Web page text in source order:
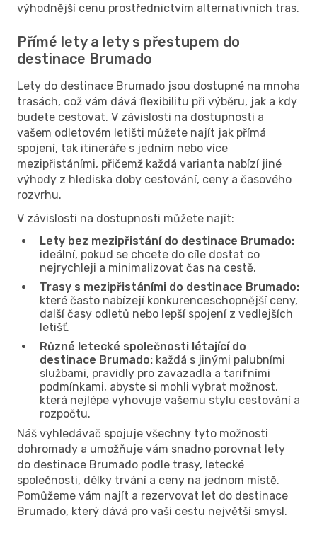
výhodnější cenu prostřednictvím alternativních tras.
Přímé lety a lety s přestupem do
destinace Brumado
Lety do destinace Brumado jsou dostupné na mnoha
trasách, což vám dává flexibilitu při výběru, jak a kdy
budete cestovat. V závislosti na dostupnosti a
vašem odletovém letišti můžete najít jak přímá
spojení, tak itineráře s jedním nebo více
mezipřistáními, přičemž každá varianta nabízí jiné
výhody z hlediska doby cestování, ceny a časového
rozvrhu.
V závislosti na dostupnosti můžete najít:
Lety bez mezipřistání do destinace Brumado:
ideální, pokud se chcete do cíle dostat co
nejrychleji a minimalizovat čas na cestě.
Trasy s mezipřistáními do destinace Brumado:
které často nabízejí konkurenceschopnější ceny,
další časy odletů nebo lepší spojení z vedlejších
letišť.
Různé letecké společnosti létající do
destinace Brumado: každá s jinými palubními
službami, pravidly pro zavazadla a tarifními
podmínkami, abyste si mohli vybrat možnost,
která nejlépe vyhovuje vašemu stylu cestování a
rozpočtu.
Náš vyhledávač spojuje všechny tyto možnosti
dohromady a umožňuje vám snadno porovnat lety
do destinace Brumado podle trasy, letecké
společnosti, délky trvání a ceny na jednom místě.
Pomůžeme vám najít a rezervovat let do destinace
Brumado, který dává pro vaši cestu největší smysl.